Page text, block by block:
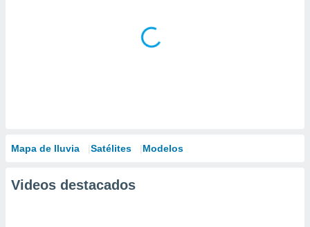
Mapa de lluvia Satélites Modelos
Videos destacados